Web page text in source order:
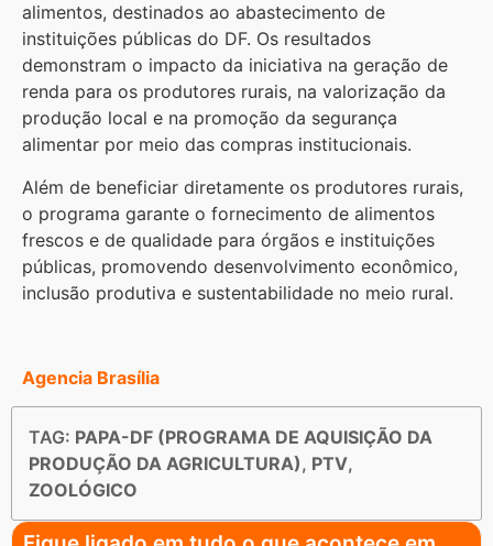
alimentos, destinados ao abastecimento de
instituições públicas do DF. Os resultados
demonstram o impacto da iniciativa na geração de
renda para os produtores rurais, na valorização da
produção local e na promoção da segurança
alimentar por meio das compras institucionais.
Além de beneficiar diretamente os produtores rurais,
o programa garante o fornecimento de alimentos
frescos e de qualidade para órgãos e instituições
públicas, promovendo desenvolvimento econômico,
inclusão produtiva e sustentabilidade no meio rural.
Agencia Brasília
TAG: PAPA-DF (PROGRAMA DE AQUISIÇÃO DA
PRODUÇÃO DA AGRICULTURA), PTV,
ZOOLÓGICO